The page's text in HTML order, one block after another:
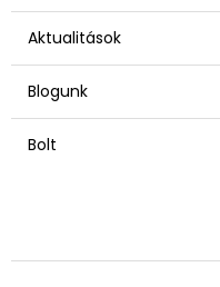
Aktualitások
Blogunk
Bolt